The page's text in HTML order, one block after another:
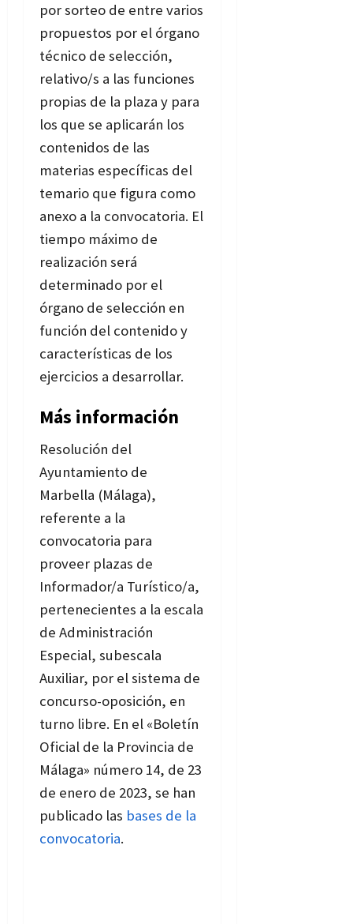
por sorteo de entre varios
propuestos por el órgano
técnico de selección,
relativo/s a las funciones
propias de la plaza y para
los que se aplicarán los
contenidos de las
materias específicas del
temario que figura como
anexo a la convocatoria. El
tiempo máximo de
realización será
determinado por el
órgano de selección en
función del contenido y
características de los
ejercicios a desarrollar.
Más información
Resolución del
Ayuntamiento de
Marbella (Málaga),
referente a la
convocatoria para
proveer plazas de
Informador/a Turístico/a,
pertenecientes a la escala
de Administración
Especial, subescala
Auxiliar, por el sistema de
concurso-oposición, en
turno libre. En el «Boletín
Oficial de la Provincia de
Málaga» número 14, de 23
de enero de 2023, se han
publicado las bases de la
convocatoria.